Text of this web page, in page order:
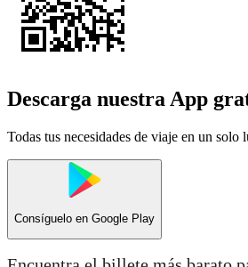
Descarga nuestra App
Todas tus necesidades de viaje en un solo
Consíguelo en Google Play